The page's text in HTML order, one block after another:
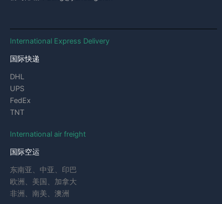
International Express Delivery
国际快递
DHL
UPS
FedEx
TNT
International air freight
国际空运
东南亚、中亚、印巴
欧洲、美国、加拿大
非洲、南美、澳洲